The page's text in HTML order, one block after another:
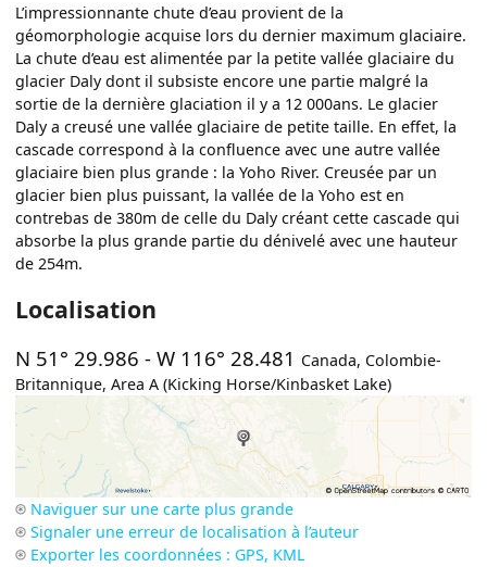
L’impressionnante chute d’eau provient de la
géomorphologie acquise lors du dernier maximum glaciaire.
La chute d’eau est alimentée par la petite vallée glaciaire du
glacier Daly dont il subsiste encore une partie malgré la
sortie de la dernière glaciation il y a 12 000ans. Le glacier
Daly a creusé une vallée glaciaire de petite taille. En effet, la
cascade correspond à la confluence avec une autre vallée
glaciaire bien plus grande : la Yoho River. Creusée par un
glacier bien plus puissant, la vallée de la Yoho est en
contrebas de 380m de celle du Daly créant cette cascade qui
absorbe la plus grande partie du dénivelé avec une hauteur
de 254m.
Localisation
N 51° 29.986 -W 116° 28.481 Canada, Colombie-
Britannique,Area A (Kicking Horse/Kinbasket Lake)
Naviguer sur une carte plus grande
Signaler une erreur de localisation à l’auteur
Exporter les coordonnées : GPS, KML